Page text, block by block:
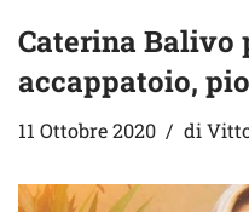
Caterina Balivo
accappatoio,
11 Ottobre 2020 di